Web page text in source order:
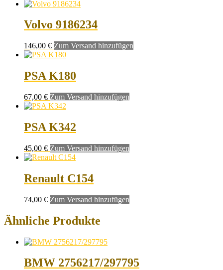
Volvo 9186234
146,00 € Zum Versand hinzufügen
PSA K180
67,00 € Zum Versand hinzufügen
PSA K342
45,00 € Zum Versand hinzufügen
Renault C154
74,00 € Zum Versand hinzufügen
Ähnliche Produkte
BMW 2756217/297795